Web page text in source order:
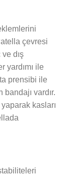
çevresi
dış
yardımı ile
prensibi ile
vardır.
kasları